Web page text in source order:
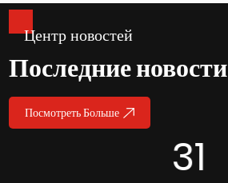
Центр новостей
Последние новости
Посмотреть Больше